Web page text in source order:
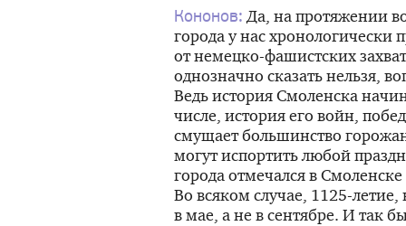
Кононов: Да, на протяжении
города у нас хронологически
от немецко-фашистских
однозначно сказать нельзя,
Ведь история Смоленска
числе, история его войн,
смущает большинство
могут испортить любой
города отмечался в
Во всяком случае, 1125-летие,
в мае, а не в сентябре. И так